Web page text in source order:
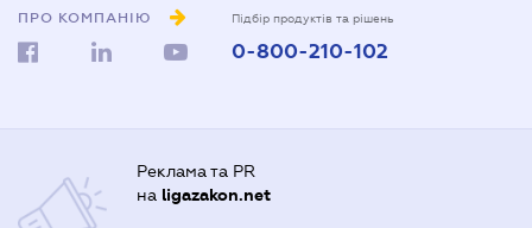
ПРО КОМПАНІЮ Підбір продуктів та рішень
0-800-210-102
Реклама та PR
на ligazakon.net